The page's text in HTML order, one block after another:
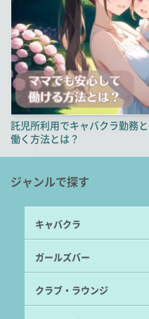
託児所利用でキャバクラ勤務
働く方法とは？
ジャンルで探す
キャバクラ
ガールズバー
クラブ・ラウンジ